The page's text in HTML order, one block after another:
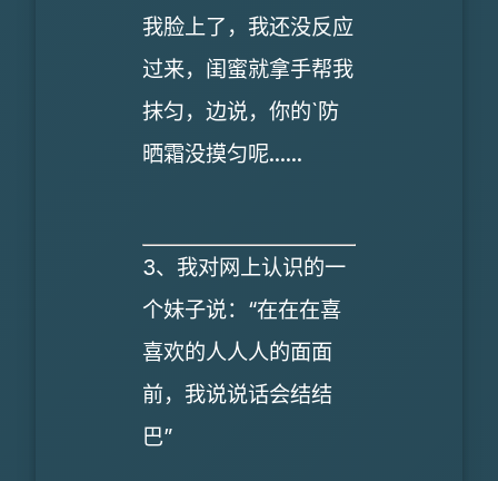
我脸上了，我还没反应
过来，闺蜜就拿手帮我
抹匀，边说，你的`防
晒霜没摸匀呢......
3、我对网上认识的一
个妹子说：“在在在喜
喜欢的人人人的面面
前，我说说话会结结
巴”